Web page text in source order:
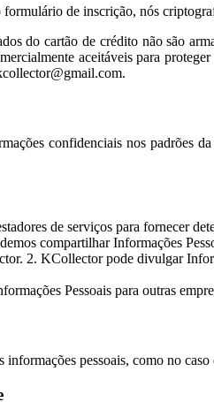
de inscrição, nós
do cartão de crédito não são
aceitáveis para
.
confidenciais nos padrões
de serviços para fornecer
compartilhar Informações
2. KCollector pode divulgar
Pessoais para outras
pessoais, como no